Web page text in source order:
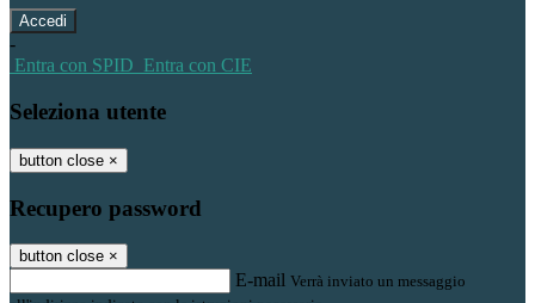
-
Entra con SPID Entra con CIE
Seleziona utente
button close ×
Recupero password
button close ×
E-mail Verrà inviato un messaggio